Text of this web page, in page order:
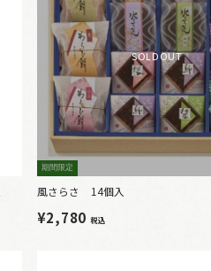
SOLDOUT
期間限定
風さらさ 14個入
¥2,780 税込